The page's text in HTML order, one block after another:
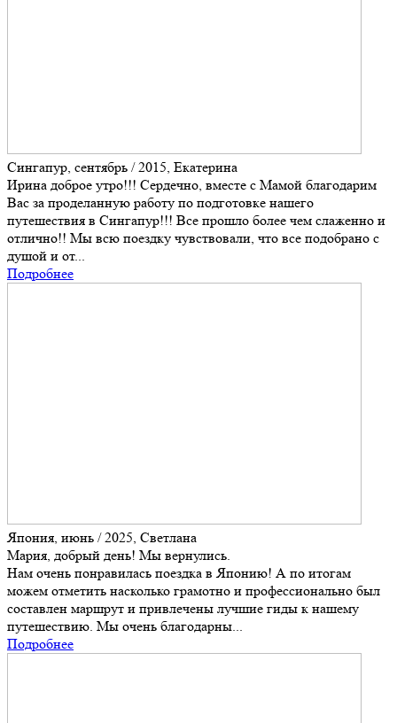
Сингапур, сентябрь / 2015, Екатерина
Ирина доброе утро!!! Сердечно, вместе с Мамой благодарим
Вас за проделанную работу по подготовке нашего
путешествия в Сингапур!!! Все прошло более чем слаженно и
отлично!! Мы всю поездку чувствовали, что все подобрано с
душой и от...
Подробнее
Япония, июнь / 2025, Светлана
Мария, добрый день! Мы вернулись.
Нам очень понравилась поездка в Японию! А по итогам
можем отметить насколько грамотно и профессионально был
составлен маршрут и привлечены лучшие гиды к нашему
путешествию. Мы очень благодарны...
Подробнее